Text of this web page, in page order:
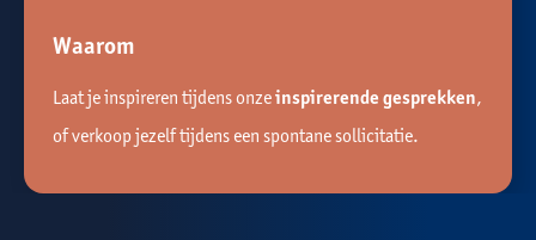
Waarom
Laat je inspireren tijdens onzeinspirerende gesprekken,
of verkoop jezelf tijdens een spontane sollicitatie.